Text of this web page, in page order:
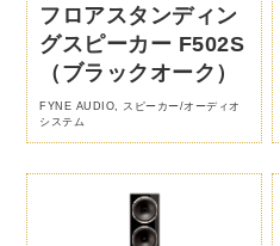
フロアスタンディン
グスピーカー F502S
（ブラックオーク）
FYNE AUDIO
スピーカー/オーディオ
システム